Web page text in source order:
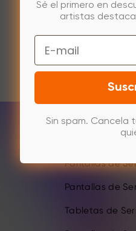
Pantallas de
Pantallas de
Tabletas de
Sé el primero en
artistas
Email
Sin spam. Cancela